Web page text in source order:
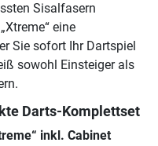
Sisalfasern
eine
Sie sofort Ihr Dartspiel
sowohl Einsteiger als
Darts-Komplettset
inkl. Cabinet